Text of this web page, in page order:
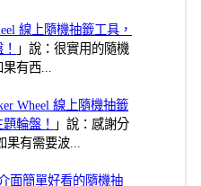
線上隨機抽籤工具，
」說：很實用的隨機
有西...
Wheel 線上隨機抽籤
輪盤！
」說：感謝分
有需要波...
面簡單好看的隨機抽